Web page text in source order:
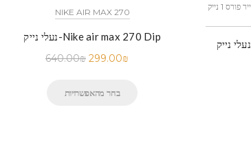
NIKE AIR MAX 270
נעלי נייק-Nike air max 270 Dip
640.00₪ 299.00₪
בחר מהאפשרויות
כל הדגמים אייר פורס 1 נייק NIKE AIR FORCE 1 החל מ
נעלי נייק-Nike Air Force 1 Low Black